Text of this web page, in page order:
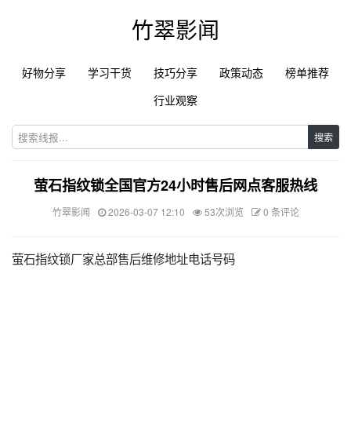
竹翠影闻
好物分享 学习干货 技巧分享 政策动态
榜单推荐
行业观察
搜索
萤石指纹锁全国官方24小时售后网点客服热线
竹翠影闻 2026-03-07 12:10 53次浏览 0 条评论
萤石指纹锁厂家总部售后维修地址电话号码